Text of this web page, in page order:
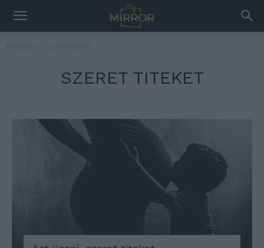
SZERET TITEKET